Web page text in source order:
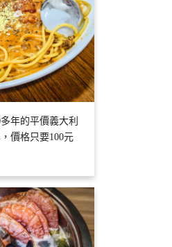
年的平價義大利
價格只要100元